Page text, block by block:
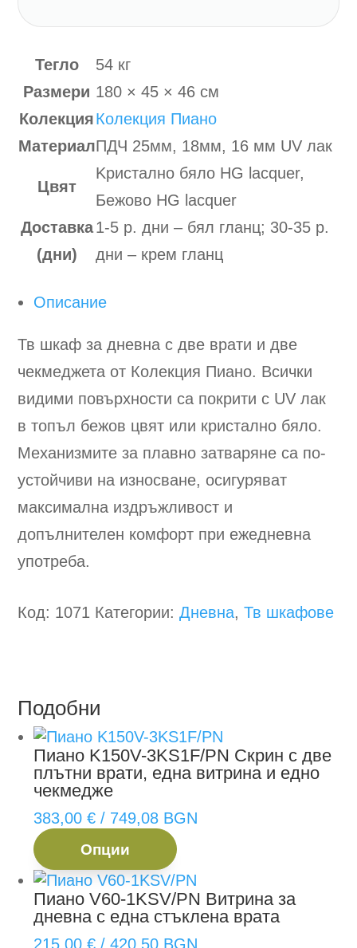
Тегло
54 кг
Размери 180 × 45 × 46 см
КолекцияКолекция Пиано
МатериалПДЧ 25мм, 18мм, 16 мм UV лак
Цвят
Kристално бяло HG lacquer,
Бежово HG lacquer
Доставка
(дни)
1-5 р. дни – бял гланц; 30-35 р.
дни – крем гланц
Описание
Тв шкаф за дневна с две врати и две
чекмеджета от Колекция Пиано. Всички
видими повърхности са покрити с UV лак
в топъл бежов цвят или кристално бяло.
Механизмите за плавно затваряне са по-
устойчиви на износване, осигуряват
максимална издръжливост и
допълнителен комфорт при ежедневна
употреба.
Код: 1071 Категории:Дневна,Тв шкафове
Подобни
Пиано K150V-3KS1F/PN Скрин с две
плътни врати, една витрина и едно
чекмедже
383,00€ / 749,08 BGN
Опции
product
has
multiple
variants.
The
Пиано V60-1KSV/PN Витрина за
дневна с една стъклена врата
215,00€ / 420,50 BGN